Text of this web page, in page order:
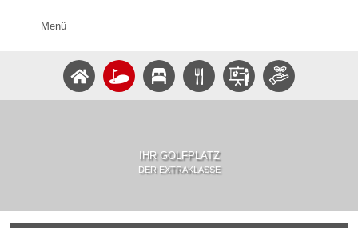
Menü
IHR GOLFPLATZ
DER EXTRAKLASSE